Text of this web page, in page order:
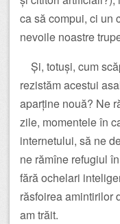
ca să compui, ci un
nevoile noastre
Și, totuși, cum
rezistăm acestui
aparține nouă? Ne
zile, momentele în
internetului, să ne
ne rămîne refugiul
fără ochelari
răsfoirea amintirilor
am trăit.